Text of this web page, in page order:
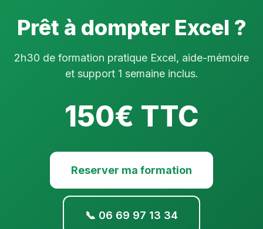
Prêt à dompter Excel ?
2h30 de formation pratique Excel, aide-mémoire
et support 1 semaine inclus.
150€ TTC
Reserver ma formation
📞 06 69 97 13 34